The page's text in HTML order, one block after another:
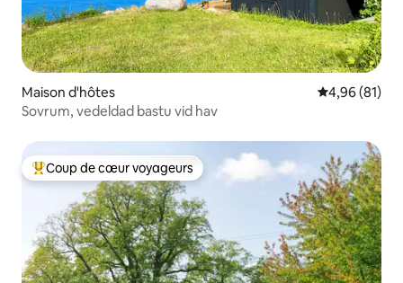
Maison d'hôtes Évaluation
4,96 (81)
Sovrum, vedeldad bastu vid hav
Coups de cœur voyageurs les plus appréciés
Coup de cœur voyageurs